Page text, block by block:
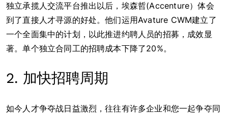
独立承揽人交流平台推出以后，埃森哲(Accenture）体会
到了直接人才寻源的好处。他们运用Avature CWM建立了
一个全面集中的计划，以此推进约聘人员的招募，成效显
著。单个独立合同工的招聘成本下降了20%。
2. 加快招聘周期
如今人才争夺战日益激烈，往往有许多企业和您一起争夺同